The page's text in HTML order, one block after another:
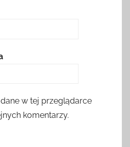
w tej przeglądarce
komentarzy.